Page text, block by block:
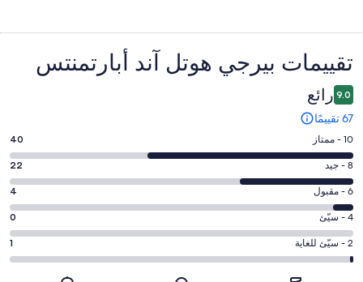
التقييمات
تقييمات ⁦بيرجي هوتل آند أبارتمنتس⁩
9.0 رائع
67 تقييمًا
درجة
التصنيف
10
-
ممتاز.
40
من
أصل
10 - ممتاز 40
درجة
التصنيف
8
-
جيد.
22
8 - جيد 22
درجة
التصنيف
6
-
مقبول.
6 - مقبول 4
درجة
التصنيف
4
4 - سيّئ 0
درجة
التصنيف
2 - سيّئ للغاية 1